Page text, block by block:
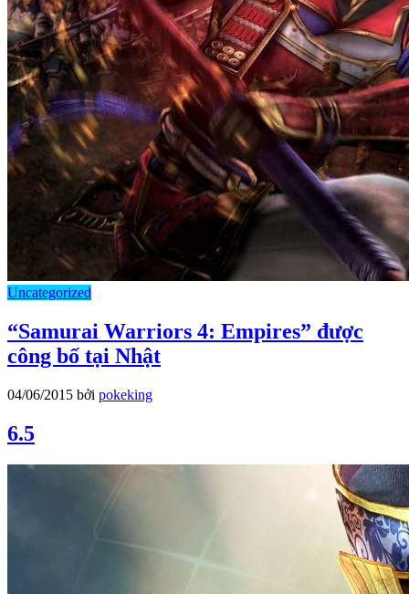
Uncategorized
“Samurai Warriors 4: Empires” được
công bố tại Nhật
04/06/2015 bởi pokeking
6.5